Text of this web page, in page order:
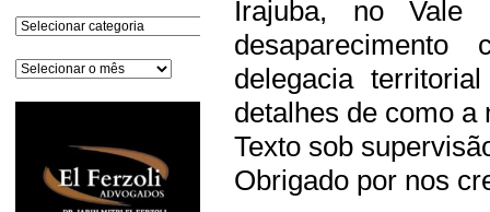
Categorias
Arquivos
Irajuba, no Vale
delegacia
detalhes de como a
Texto sob
Obrigado por nos